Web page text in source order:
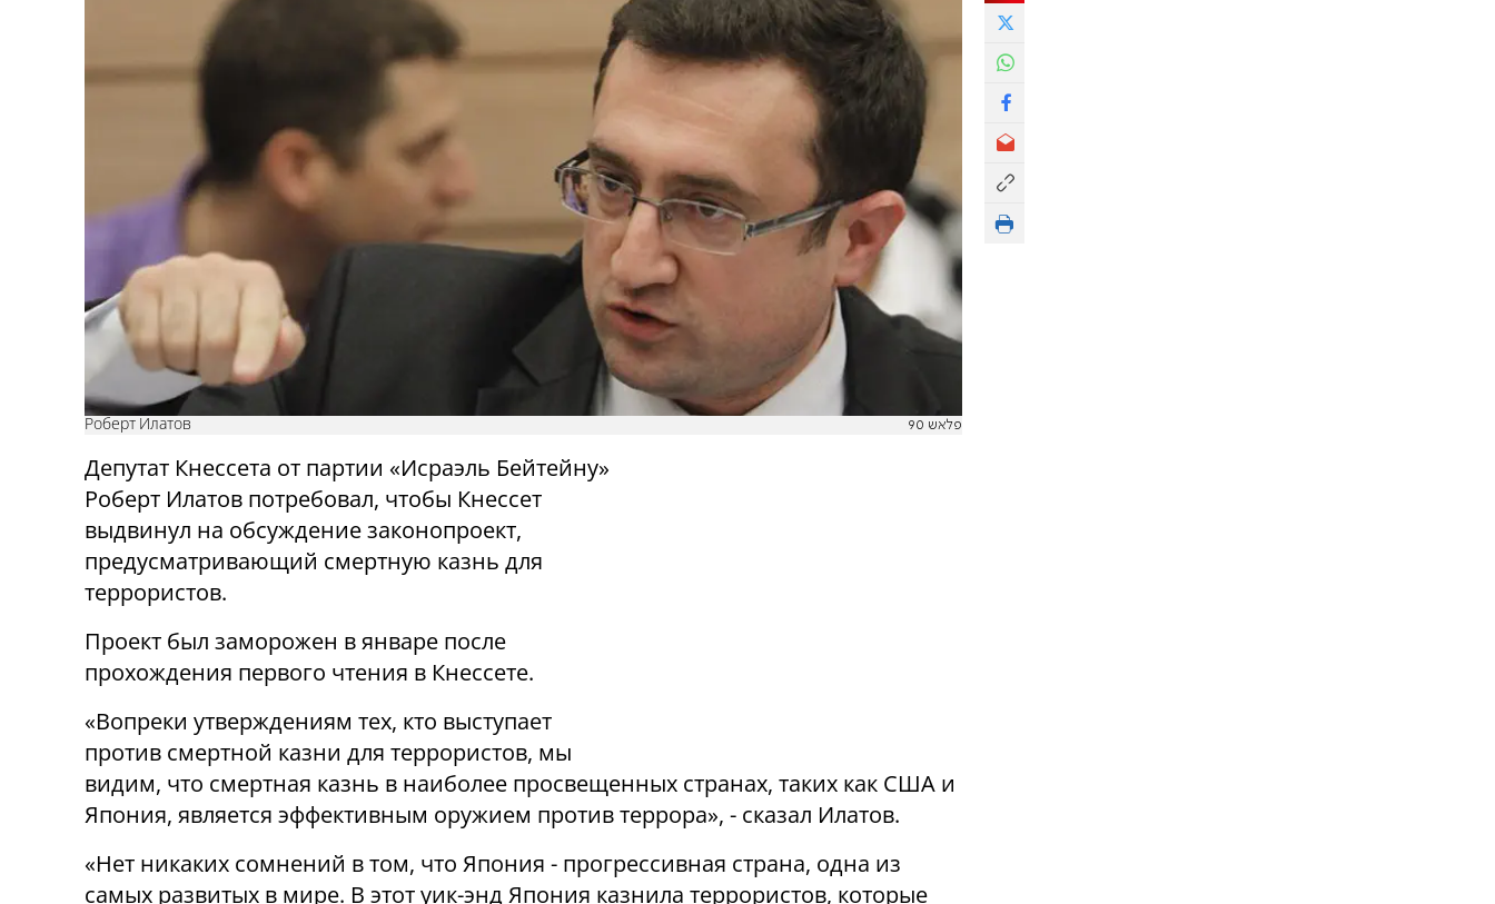
Роберт Илатов פלאש 90
Депутат Кнессета от партии «Исраэль Бейтейну»
Роберт Илатов потребовал, чтобы Кнессет
выдвинул на обсуждение законопроект,
предусматривающий смертную казнь для
террористов.
Проект был заморожен в январе после
прохождения первого чтения в Кнессете.
«Вопреки утверждениям тех, кто выступает
против смертной казни для террористов, мы
видим, что смертная казнь в наиболее просвещенных странах, таких как США и
Япония, является эффективным оружием против террора», - сказал Илатов.
«Нет никаких сомнений в том, что Япония - прогрессивная страна, одна из
самых развитых в мире. В этот уик-энд Япония казнила террористов, которые